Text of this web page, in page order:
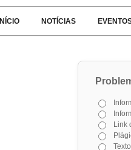
INÍCIO NOTÍCIAS
Link